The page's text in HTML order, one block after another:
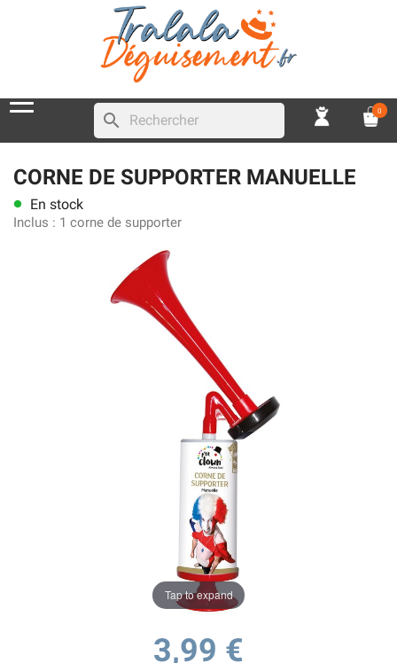
search 0
CORNE DE SUPPORTER MANUELLE
lens En stock
Inclus : 1 corne de supporter
Tap to expand
3,99 €